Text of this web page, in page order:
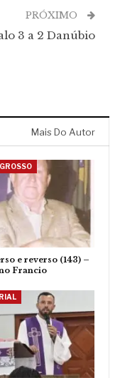
PRÓXIMO
3 a 2 Danúbio
Mais Do Autor
e reverso (143) –
Francio